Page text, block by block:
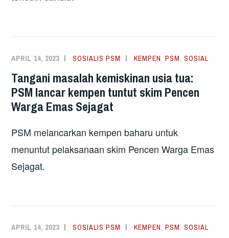
APRIL 14, 2023 SOSIALIS PSM KEMPEN,PSM,SOSIAL
Tangani masalah kemiskinan usia tua:
PSM lancar kempen tuntut skim Pencen
Warga Emas Sejagat
PSM melancarkan kempen baharu untuk
menuntut pelaksanaan skim Pencen Warga Emas
Sejagat.
APRIL 14, 2023 SOSIALIS PSM KEMPEN,PSM,SOSIAL